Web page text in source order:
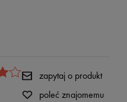
zapytaj o produkt
poleć znajomemu